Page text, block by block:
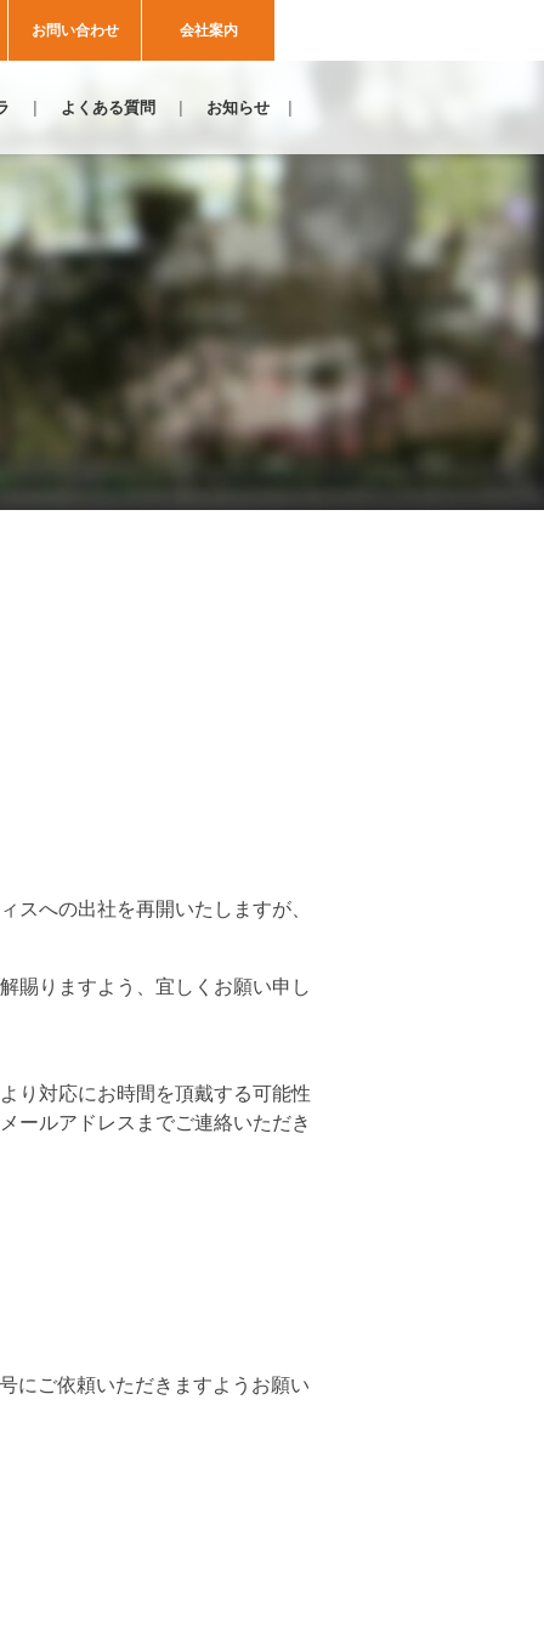
お問い合わせ 会社案内
よくある質問 お知らせ
スへの出社を再開いたしますが、
賜りますよう、宜しくお願い申し
り対応にお時間を頂戴する可能性
ールアドレスまでご連絡いただき
にご依頼いただきますようお願い